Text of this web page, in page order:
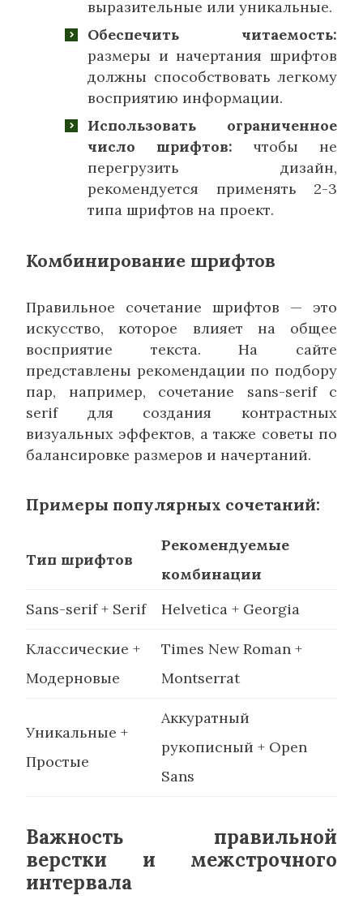
выразительные или уникальные.
Обеспечить читаемость:
размеры и начертания шрифтов
должны способствовать легкому
восприятию информации.
Использовать ограниченное
число шрифтов: чтобы не
перегрузить дизайн,
рекомендуется применять 2-3
типа шрифтов на проект.
Комбинирование шрифтов
Правильное сочетание шрифтов — это
искусство, которое влияет на общее
восприятие текста. На сайте
представлены рекомендации по подбору
пар, например, сочетание sans-serif с
serif для создания контрастных
визуальных эффектов, а также советы по
балансировке размеров и начертаний.
Примеры популярных сочетаний:
Тип шрифтов
Рекомендуемые
комбинации
Sans-serif + Serif
Helvetica + Georgia
Классические +
Модерновые
Times New Roman +
Montserrat
Уникальные +
Простые
Аккуратный
рукописный + Open
Sans
Важность правильной
верстки и межстрочного
интервала